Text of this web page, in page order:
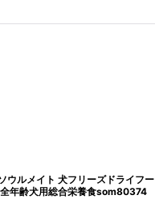
ウルメイト 犬フリーズドライフー
年齢犬用総合栄養食som80374